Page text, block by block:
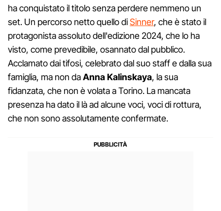
ha conquistato il titolo senza perdere nemmeno un
set. Un percorso netto quello diSinner, che è stato il
protagonista assoluto dell'edizione 2024, che lo ha
visto, come prevedibile, osannato dal pubblico.
Acclamato dai tifosi, celebrato dal suo staff e dalla sua
famiglia, ma non daAnna Kalinskaya, la sua
fidanzata, che non è volata a Torino. La mancata
presenza ha dato il là ad alcune voci, voci di rottura,
che non sono assolutamente confermate.